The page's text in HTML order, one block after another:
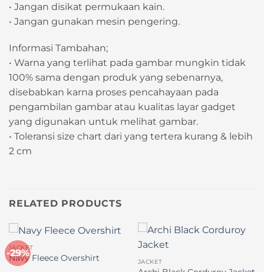
• Jangan disikat permukaan kain.
• Jangan gunakan mesin pengering.
Informasi Tambahan;
• Warna yang terlihat pada gambar mungkin tidak
100% sama dengan produk yang sebenarnya,
disebabkan karna proses pencahayaan pada
pengambilan gambar atau kualitas layar gadget
yang digunakan untuk melihat gambar.
• Toleransi size chart dari yang tertera kurang & lebih
2 cm
RELATED PRODUCTS
-29%
JACKET
Navy Fleece Overshirt JACKET